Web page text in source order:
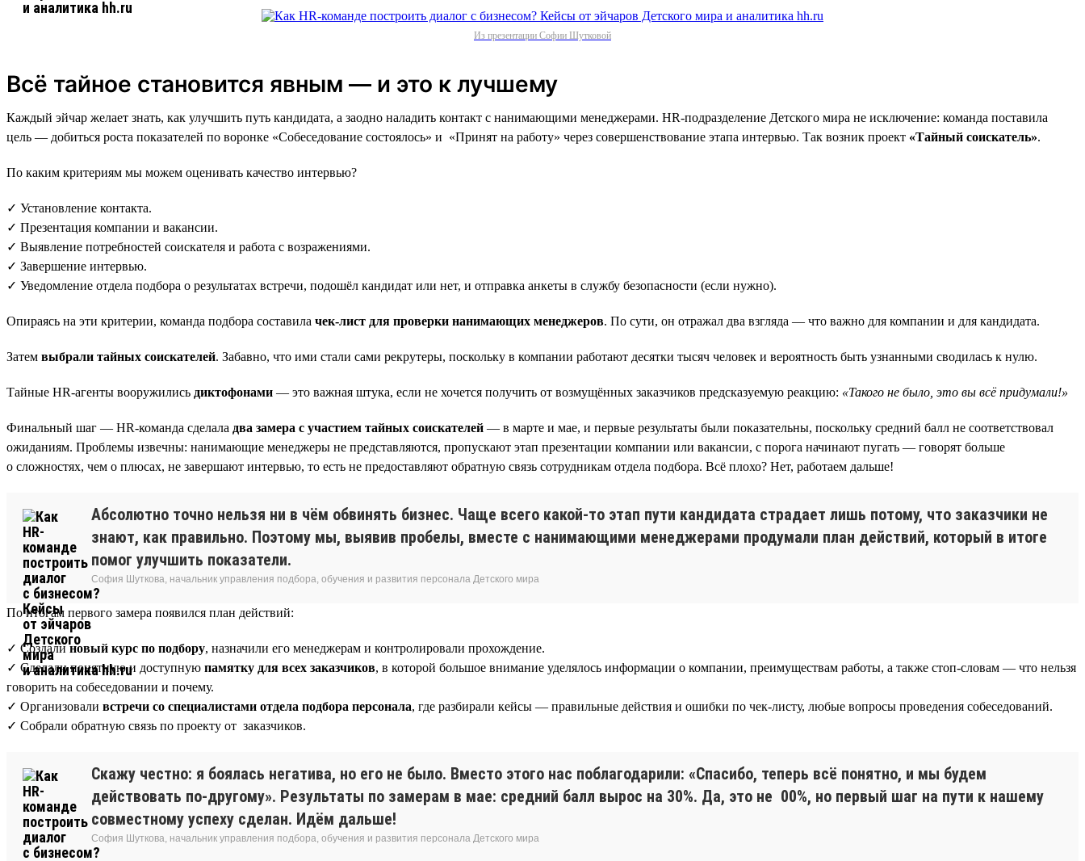
Из презентации Софии Шутковой
Всё тайное становится явным — и это к лучшему
Каждый эйчар желает знать, как улучшить путь кандидата, а заодно наладить контакт с нанимающими менеджерами. HR-подразделение Детского мира не исключение: команда поставила
цель — добиться роста показателей по воронке «Собеседование состоялось» и «Принят на работу» через совершенствование этапа интервью. Так возник проект «Тайный соискатель».
По каким критериям мы можем оценивать качество интервью?
✓ Установление контакта.
✓ Презентация компании и вакансии.
✓ Выявление потребностей соискателя и работа с возражениями.
✓ Завершение интервью.
✓ Уведомление отдела подбора о результатах встречи, подошёл кандидат или нет, и отправка анкеты в службу безопасности (если нужно).
Опираясь на эти критерии, команда подбора составила чек-лист для проверки нанимающих менеджеров. По сути, он отражал два взгляда — что важно для компании и для кандидата.
Затем выбрали тайных соискателей. Забавно, что ими стали сами рекрутеры, поскольку в компании работают десятки тысяч человек и вероятность быть узнанными сводилась к нулю.
Тайные HR-агенты вооружились диктофонами — это важная штука, если не хочется получить от возмущённых заказчиков предсказуемую реакцию: «Такого не было, это вы всё придумали!»
Финальный шаг — HR-команда сделала два замера с участием тайных соискателей — в марте и мае, и первые результаты были показательны, поскольку средний балл не соответствовал
ожиданиям. Проблемы извечны: нанимающие менеджеры не представляются, пропускают этап презентации компании или вакансии, с порога начинают пугать — говорят больше
о сложностях, чем о плюсах, не завершают интервью, то есть не предоставляют обратную связь сотрудникам отдела подбора. Всё плохо? Нет, работаем дальше!
Абсолютно точно нельзя ни в чём обвинять бизнес. Чаще всего какой-то этап пути кандидата страдает лишь потому, что заказчики не
знают, как правильно. Поэтому мы, выявив пробелы, вместе с нанимающими менеджерами продумали план действий, который в итоге
помог улучшить показатели.
София Шуткова, начальник управления подбора, обучения и развития персонала Детского мира
По итогам первого замера появился план действий:
✓ Создалиновый курс по подбору, назначили его менеджерам и контролировали прохождение.
✓ Сделали понятную и доступную памятку для всех заказчиков, в которой большое внимание уделялось информации о компании, преимуществам работы, а также стоп-словам — что нельзя
говорить на собеседовании и почему.
✓ Организовали встречи со специалистами отдела подбора персонала, где разбирали кейсы — правильные действия и ошибки по чек-листу, любые вопросы проведения собеседований.
✓ Собрали обратную связь по проекту от заказчиков.
Скажу честно: я боялась негатива, но его не было. Вместо этого нас поблагодарили: «Спасибо, теперь всё понятно, и мы будем
действовать по-другому». Результаты по замерам в мае: средний балл вырос на 30%. Да, это не 00%, но первый шаг на пути к нашему
совместному успеху сделан. Идём дальше!
София Шуткова, начальник управления подбора, обучения и развития персонала Детского мира